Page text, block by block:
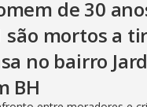
de 30
são mortos a
no bairro
BH